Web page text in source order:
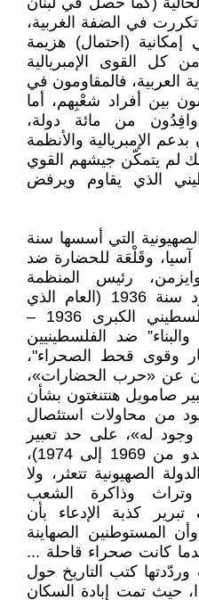
تكررت في الضفة الغربية،
إمكانية (احتمال) هزيمة
كل القوى الإمبريالية
العربية، فالمقاومون في
بين أفراد شعْبِهم، أما
من مائة دولة،
الإمبريالية والأنظمة
لم يتمكّن جيشهم القوي
الذي يقاوم ويرفض
التي أسسها سنة
ضد آسيا، وقَلْعَة للحضارة ضد
رئيس المنظمة
الصهيونية، المستوطنين اليهود سنة 1936 (العام الذي
بدأت فيه ثورة الشعب الفلسطيني الكبرى 1936 –
والبناء” ضد الفلسطينيين
وقوى قحط الصحراء"،
عن «حرب الحضارات»،
من تعبير صامويل هنتنغتون بشأن
من محاولات استئصال
له»، على حد تعبير
غولدا مائير (رئيسة وزراء العدو من 1969 إلى 1974)،
الصهيونية تتعثر، ولا
وذاكرة الشعب
كذبة الإدعاء بأن
المستوطنين الصهاينة
كانت صحراء قاحلة ...
كتب التاريخ حول
حيث تمت إبادة السكان